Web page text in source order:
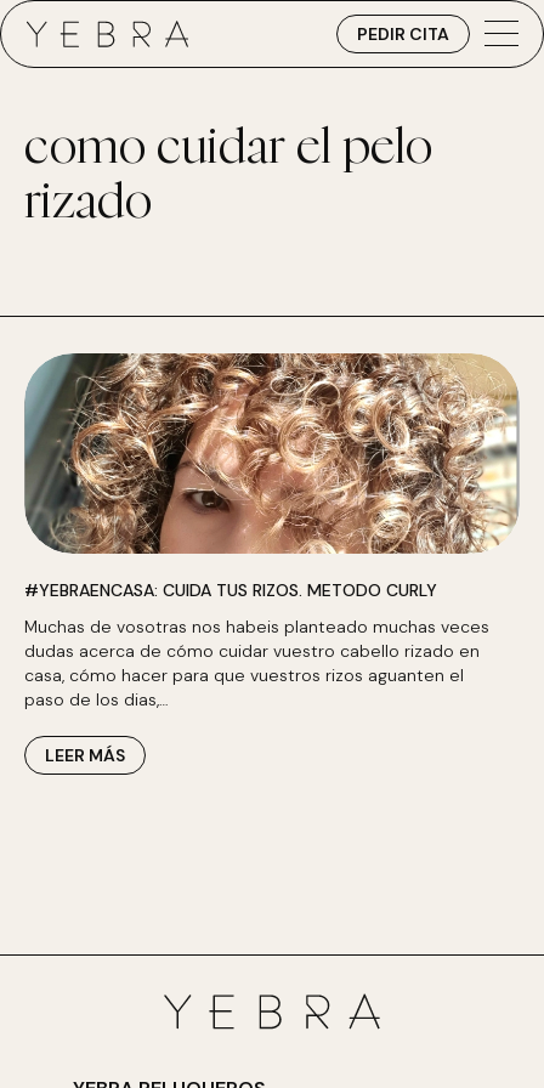
PEDIR CITA
como cuidar el pelo
rizado
#YEBRAENCASA: CUIDA TUS RIZOS. METODO CURLY
Muchas de vosotras nos habeis planteado muchas veces
dudas acerca de cómo cuidar vuestro cabello rizado en
casa, cómo hacer para que vuestros rizos aguanten el
paso de los dias,…
LEER MÁS